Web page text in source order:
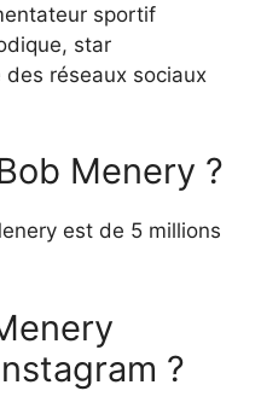
sportif
star
des réseaux sociaux
Menery ?
est de 5 millions
?